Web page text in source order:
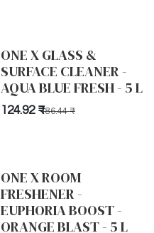
ONE X GLASS &
SURFACE CLEANER -
AQUA BLUE FRESH - 5 L
124.92₹ 186.44₹
ONE X ROOM
FRESHENER -
EUPHORIA BOOST -
ORANGE BLAST - 5 L